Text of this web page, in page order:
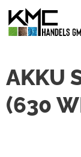
AKKU
(630